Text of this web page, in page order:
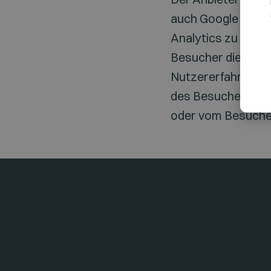
auch Google
Analytics zu
Besucher die
Nutzererfahrung
des Besuchers
oder vom